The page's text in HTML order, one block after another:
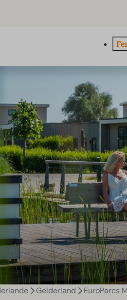
Gelderland EuroParcs